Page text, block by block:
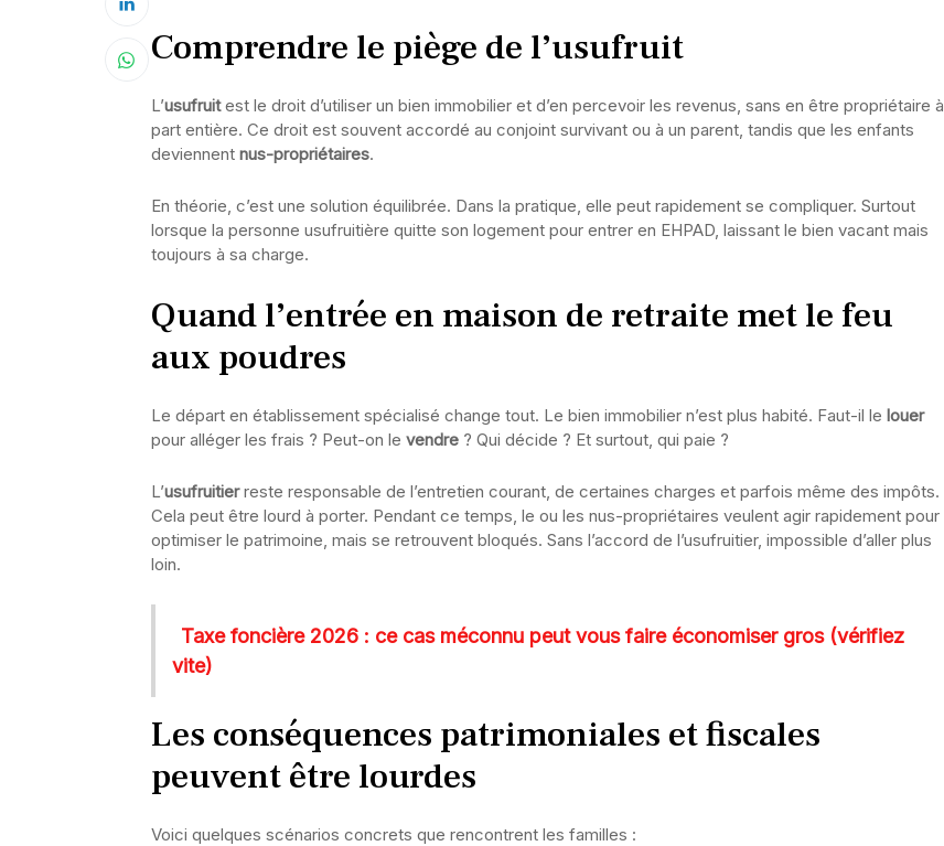
Comprendre le piège de l’usufruit
L’usufruitest le droit d’utiliser un bien immobilier et d’en percevoir les revenus, sans en être propriétaire à
part entière. Ce droit est souvent accordé au conjoint survivant ou à un parent, tandis que les enfants
deviennent nus-propriétaires.
En théorie, c’est une solution équilibrée. Dans la pratique, elle peut rapidement se compliquer. Surtout
lorsque la personne usufruitière quitte son logement pour entrer en EHPAD, laissant le bien vacant mais
toujours à sa charge.
Quand l’entrée en maison de retraite met le feu
aux poudres
Le départ en établissement spécialisé change tout. Le bien immobilier n’est plus habité. Faut-il le louer
pour alléger les frais ? Peut-on le vendre ? Qui décide ? Et surtout, qui paie ?
L’usufruitierreste responsable de l’entretien courant, de certaines charges et parfois même des impôts.
Cela peut être lourd à porter. Pendant ce temps, le ou les nus-propriétaires veulent agir rapidement pour
optimiser le patrimoine, mais se retrouvent bloqués. Sans l’accord de l’usufruitier, impossible d’aller plus
loin.
Taxe foncière 2026 : ce cas méconnu peut vous faire économiser gros (vérifiez
vite)
Les conséquences patrimoniales et fiscales
peuvent être lourdes
Voici quelques scénarios concrets que rencontrent les familles :